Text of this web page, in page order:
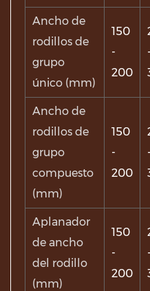
Ancho de
rodillos de
grupo
único (mm)
150
-
200
-
Ancho de
rodillos de
grupo
compuesto
(mm)
150
-
200
-
Aplanador
de ancho
del rodillo
(mm)
150
-
200
-